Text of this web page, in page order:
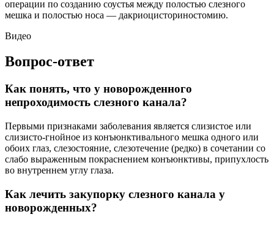
операции по созданию соустья между полостью слезного
мешка и полостью носа — дакриоцисториностомию.
Видео
Вопрос-ответ
Как понять, что у новорожденного
непроходимость слезного канала?
Первыми признаками заболевания является слизистое или
слизисто-гнойное из конъюнктивального мешка одного или
обоих глаз, слезостояние, слезотечение (редко) в сочетании со
слабо выраженным покраснением конъюнктивы, припухлость
во внутреннем углу глаза.
Как лечить закупорку слезного канала у
новорожденных?